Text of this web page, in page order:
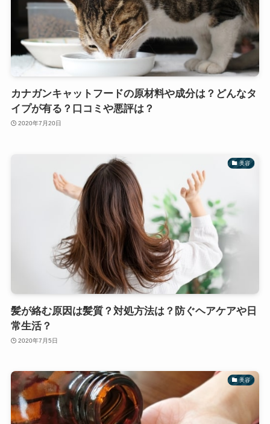
カナガンキャットフードの原材料や成分は？どんなタ
イプが有る？口コミや悪評は？
2020年7月20日
美容
髪が絡む原因は髪質？対処方法は？防ぐヘアケアや日
常生活？
2020年7月5日
美容